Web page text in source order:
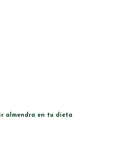
almendra en tu dieta